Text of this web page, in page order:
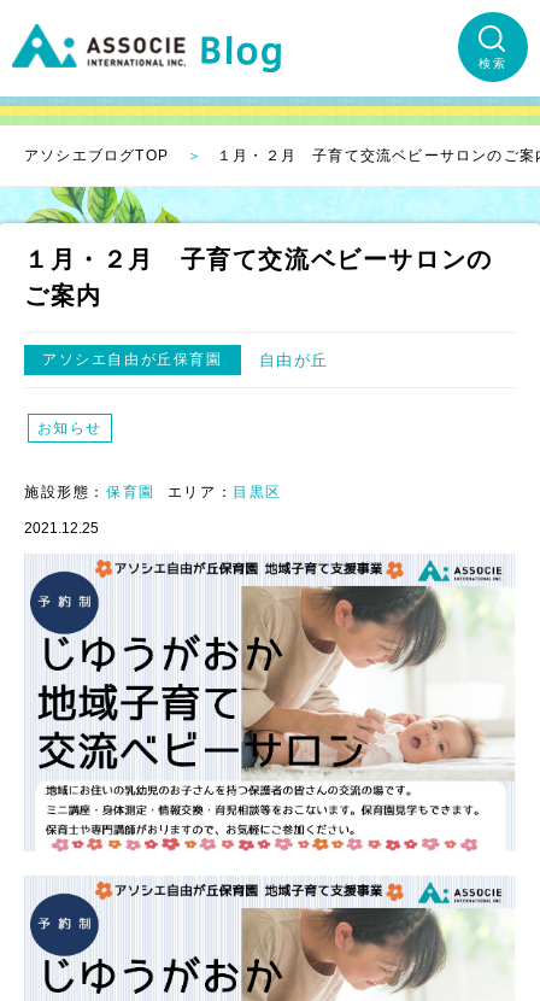
検索
アソシエブログTOP １月・２月 子育て交流ベビーサロンのご案
１月・２月 子育て交流ベビーサロンの
ご案内
アソシエ自由が丘保育園 自由が丘
お知らせ
施設形態： 保育園 エリア： 目黒区
2021.12.25